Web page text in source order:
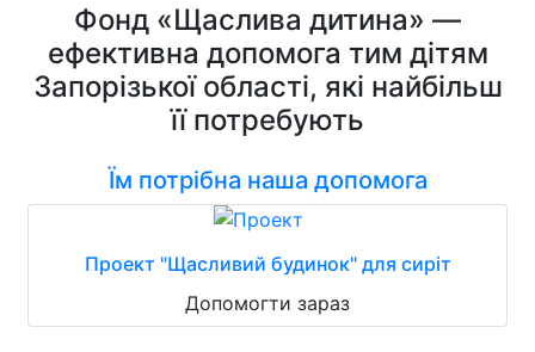
Фонд «Щаслива дитина» —
ефективна допомога тим дітям
Запорізької області, які найбільш
її потребують
Їм потрібна наша допомога
Проект "Щасливий будинок" для сиріт
Допомогти зараз